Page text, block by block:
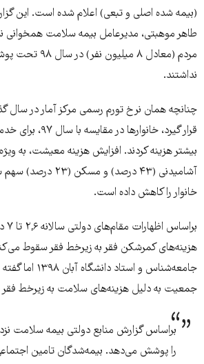
(بیمه شده اصلی و تبعی) اعلام شده است. این
مردم (معادل ۸
نداشتند.
بیشتر هزینه کردند. افزایش هزینه معیشت، به
آشامیدنی (۴۳ درصد) و
خانوار را کاهش داده است.
هزینه‌های کمرشکن فقر به زیرخط فقر سقوط
جمعیت به دلیل هزینه‌های سلامت به زیرخط
براساس گزارش منابع دولتی بیمه سلامت